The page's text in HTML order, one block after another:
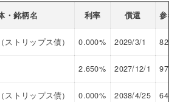
・銘柄名 利率 償還 参考
トリップス債） 0.000% 2029/3/1 82.25
2.650% 2027/12/1 97.00
トリップス債） 0.000% 2038/4/25 64.00